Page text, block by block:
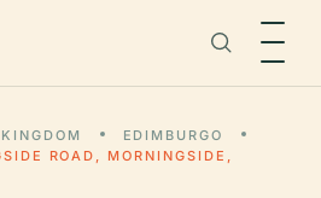
EDIMBURGO
ROAD, MORNINGSIDE,